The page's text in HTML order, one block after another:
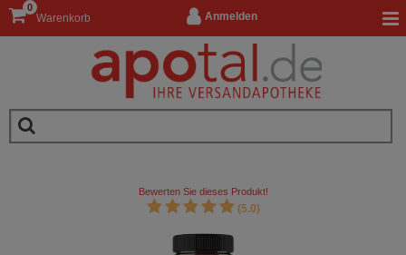
Anmelden
Warenkorb
0
Bewerten Sie dieses Produkt!
(5.0)